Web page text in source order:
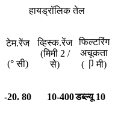
हायड्रॉलिक तेल
टेम.रेंज
(° सी)
व्हिस्क.रेंज
(मिमी 2 /
से)
फिल्टरिंग
अचूकता
(卩 मी)
-20. 80 10-400डब्ल्यू 10